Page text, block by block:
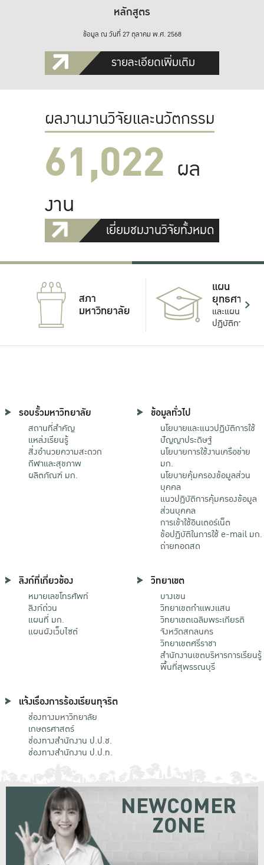
หลักสูตร
ข้อมูล ณ วันที่ 27 ตุลาคม พ.ศ. 2568
รายละเอียดเพิ่มเติม
ผลงานงานวิจัยและนวัตกรรม
61,022 ผล
งาน
เยี่ยมชมงานวิจัยทั้งหมด
สภา
มหาวิทยาลัย
แผน
ยุทธศาสตร์
และแผน
ปฏิบัติการ
รอบรั้วมหาวิทยาลัย
สถานที่สำคัญ
แหล่งเรียนรู้
สิ่งอำนวยความสะดวก
กีฬาและสุขภาพ
ผลิตภัณฑ์ มก.
ข้อมูลทั่วไป
นโยบายและแนวปฏิบัติการใช้
ปัญญาประดิษฐ์
นโยบายการใช้งานเครือข่าย
มก.
นโยบายคุ้มครองข้อมูลส่วน
บุคคล
แนวปฏิบัติการคุ้มครองข้อมูล
ส่วนบุคคล
การเข้าใช้อินเตอร์เน็ต
ข้อปฏิบัติในการใช้ e-mail มก.
ถ่ายทอดสด
ลิงก์ที่เกี่ยวข้อง
หมายเลขโทรศัพท์
ลิงก์ด่วน
แผนที่ มก.
แผนผังเว็บไซต์
วิทยาเขต
บางเขน
วิทยาเขตกําแพงแสน
วิทยาเขตเฉลิมพระเกียรติ
จังหวัดสกลนคร
วิทยาเขตศรีราชา
สำนักงานเขตบริหารการเรียนรู้
พื้นที่สุพรรณบุรี
แจ้งเรื่องการร้องเรียนทุจริต
ช่องทางมหาวิทยาลัย
เกษตรศาสตร์
ช่องทางสำนักงาน ป.ป.ช.
ช่องทางสำนักงาน ป.ป.ท.
NEWCOMER
ZONE